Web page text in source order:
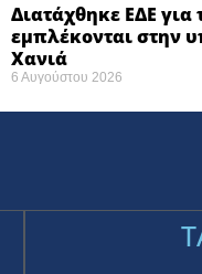
Διατάχθηκε ΕΔΕ
εμπλέκονται στην
Χανιά
6 Αυγούστου 2026